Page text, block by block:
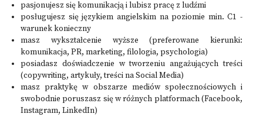
pasjonujesz się komunikacją i lubisz pracę z ludźmi
posługujesz się językiem angielskim na poziomie min. C1 -
warunek konieczny
masz wykształcenie wyższe (preferowane kierunki:
komunikacja, PR, marketing, filologia, psychologia)
posiadasz doświadczenie w tworzeniu angażujących treści
(copywriting, artykuły, treści na Social Media)
masz praktykę w obszarze mediów społecznościowych i
swobodnie poruszasz się w różnych platformach (Facebook,
Instagram, LinkedIn)